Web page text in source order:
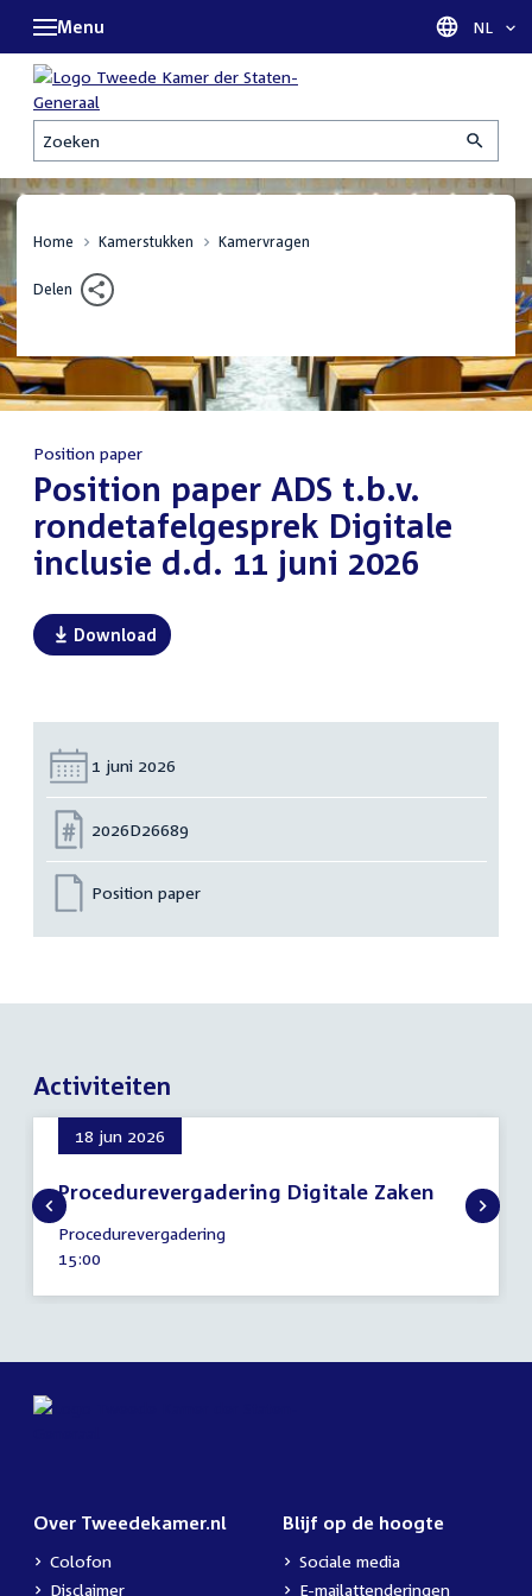
Zoeken
Menu Taal
NL
Home Kamerstukken Kamervragen
Delen
Position paper
:Position paper ADS t.b.v.
rondetafelgesprek Digitale
inclusie d.d. 11 juni 2026
Download
Datum:
1 juni 2026
Nummer:
2026D26689
Position paper
Activiteiten
18 jun 2026
Procedurevergadering Digitale Zaken
18
juni
2026
Procedurevergadering
Tijd
15:00
Over Tweedekamer.nl
Colofon
Disclaimer
Blijf op de hoogte
Sociale media
E-mailattenderingen